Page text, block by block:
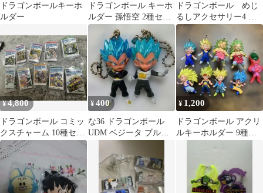
ドラゴンボールキーホ
ルダー
ドラゴンボール キーホ
ルダー 孫悟空 2種セッ
ト
ドラゴンボール めじ
るしアクセサリー4 大
猿悟空
¥4,800
ドラゴンボール コミッ
クスチャーム 10種セッ
ト
¥400
な36 ドラゴンボール
UDM ベジータ ブルー
¥ 1,200
ドラゴンボール アクリ
ルキーホルダー 9種セ